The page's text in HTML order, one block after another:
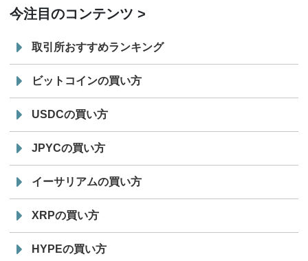
今注目のコンテンツ
取引所おすすめランキング
ビットコインの買い方
USDCの買い方
JPYCの買い方
イーサリアムの買い方
XRPの買い方
HYPEの買い方